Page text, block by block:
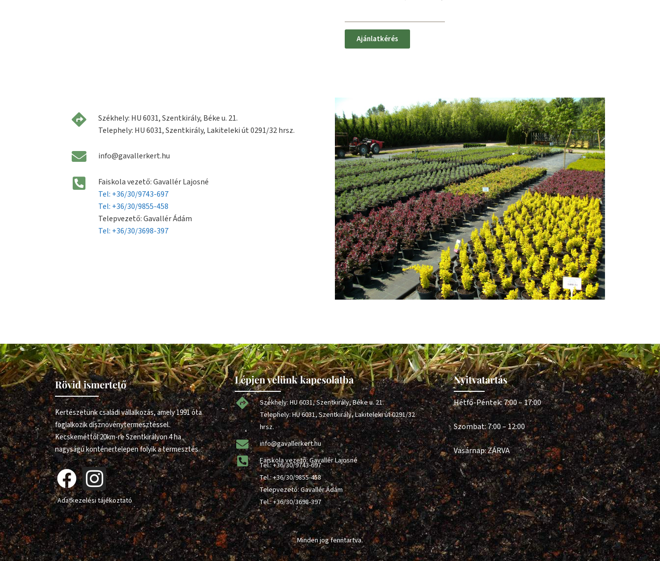
Ajánlatkérés
Székhely: HU 6031, Szentkirály, Béke u. 21.
Telephely: HU 6031, Szentkirály, Lakiteleki út 0291/32 hrsz.
info@gavallerkert.hu
Faiskola vezető: Gavallér Lajosné
Tel: +36/30/9743-697
Tel: +36/30/9855-458
Telepvezető: Gavallér Ádám
Tel: +36/30/3698-397
Rövid ismertető
Kertészetünk családi vállalkozás, amely 1991 óta
foglalkozik dísznövénytermesztéssel.
Kecskeméttől 20km-re Szentkirályon 4 ha
nagyságú konténertelepen folyik a termesztés.
Adatkezelési tájékoztató
Lépjen velünk kapcsolatba
Székhely: HU 6031, Szentkirály, Béke u. 21.
Telephely: HU 6031, Szentkirály, Lakiteleki út 0291/32
hrsz.
info@gavallerkert.hu
Faiskola vezető: Gavallér Lajosné
Tel.:+36/30/9743-697
Tel.:+36/30/9855-458
Telepvezető: Gavallér Ádám
Tel.:+36/30/3698-397
Nyitvatartás
Hétfő-Péntek: 7:00 – 17:00
Szombat: 7:00 – 12:00
Vasárnap: ZÁRVA
Minden jog fenntartva.